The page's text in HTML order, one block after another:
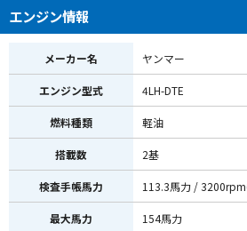
エンジン情報
メーカー名 ヤンマー
エンジン型式 4LH-DTE
燃料種類 軽油
搭載数 2基
検査手帳馬力 113.3馬力 /
最大馬力 154馬力